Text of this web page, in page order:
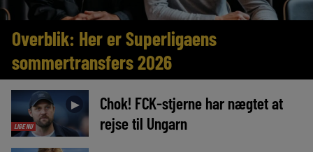
Overblik: Her er Superligaens
sommertransfers 2026
LIGE NU
►
Chok! FCK-stjerne har nægtet at
rejse til Ungarn